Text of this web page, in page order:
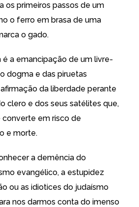
os primeiros passos de um
o ferro em brasa de uma
o gado.
é a emancipação de um livre-
dogma e das piruetas
da liberdade perante
clero e dos seus satélites que,
converte em risco de
e morte.
a demência do
evangélico, a estupidez
ou as idiotices do judaísmo
nos darmos conta do imenso